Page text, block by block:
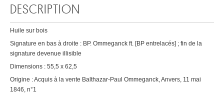
DESCRIPTION
Huile sur bois
Signature en bas à droite : BP. Ommeganck ft. [BP entrelacés] ; fin de la
signature devenue illisible
Dimensions : 55,5 x 62,5
Origine : Acquis à la vente Balthazar-Paul Ommeganck, Anvers, 11 mai
1846, n°1